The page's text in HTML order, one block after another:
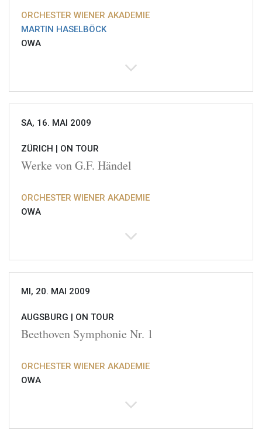
ORCHESTER WIENER AKADEMIE
MARTIN HASELBÖCK
OWA
SA, 16. MAI 2009
ZÜRICH | ON TOUR
Werke von G.F. Händel
ORCHESTER WIENER AKADEMIE
OWA
MI, 20. MAI 2009
AUGSBURG | ON TOUR
Beethoven Symphonie Nr. 1
ORCHESTER WIENER AKADEMIE
OWA